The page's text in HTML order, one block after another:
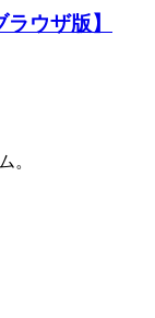
ウザ版】
。